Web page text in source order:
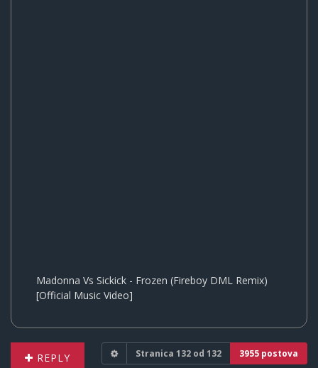
Madonna Vs Sickick - Frozen (Fireboy DML Remix)
[Official Music Video]
REPLY Stranica 132 od 132 3955 postova